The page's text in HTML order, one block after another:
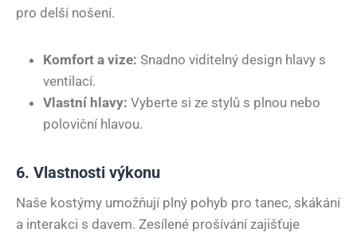
pro delší nošení.
Komfort a vize: Snadno viditelný design hlavy s
ventilací.
Vlastní hlavy: Vyberte si ze stylů s plnou nebo
poloviční hlavou.
6. Vlastnosti výkonu
Naše kostýmy umožňují plný pohyb pro tanec, skákání
a interakci s davem. Zesílené prošívání zajišťuje